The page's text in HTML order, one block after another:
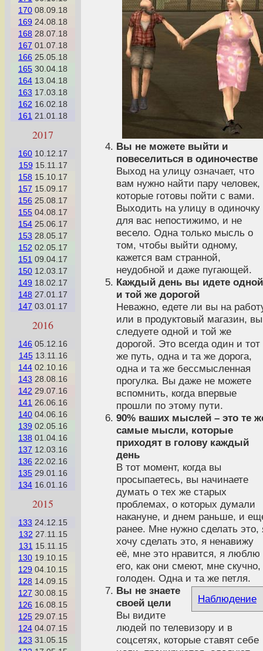
170 08.09.18
169 24.08.18
168 28.07.18
167 01.07.18
166 25.05.18
165 30.04.18
164 13.04.18
163 17.03.18
162 16.02.18
161 21.01.18
2017
160 10.12.17
159 15.11.17
158 15.10.17
157 15.09.17
156 25.08.17
155 04.08.17
154 25.06.17
153 28.05.17
152 02.05.17
151 09.04.17
150 12.03.17
149 18.02.17
148 27.01.17
147 03.01.17
2016
146 05.12.16
14513.11.16
144 02.10.16
143 28.08.16
142 29.07.16
141 26.06.16
140 04.06.16
139 02.05.16
138 01.04.16
137 12.03.16
136 22.02.16
135 29.01.16
134 16.01.16
2015
133 24.12.15
132 27.11.15
131 15.11.15
130 19.10.15
129 04.10.15
128 14.09.15
127 30.08.15
126 16.08.15
125 29.07.15
124 04.07.15
123 31.05.15
Вы не можете выйти и
повеселиться в одиночестве
Выход на улицу означает, что
вам нужно найти пару человек,
которые готовы пойти с вами.
Выходить на улицу в одиночку
для вас непостижимо, и не
весело. Одна только мысль о
том, чтобы выйти одному,
кажется вам странной,
неудобной и даже пугающей.
Каждый день вы идете одной
и той же дорогой
Неважно, едете ли вы на
или в продуктовый магазин, вы
следуете одной и той же
дорогой. Это всегда один и тот
же путь, одна и та же дорога,
одна и та же бессмысленная
прогулка. Вы даже не можете
вспомнить, когда впервые
прошли по этому пути.
90% ваших мыслей – это те
самые мысли, которые
приходят в голову каждый
день
В тот момент, когда вы
просыпаетесь, вы начинаете
думать о тех же старых
проблемах, о которых думали
накануне, и днем раньше, и
ранее. Мне нужно сделать это,
хочу сделать это, я ненавижу
её, мне это нравится, я люблю
его, как они смеют, мне скучно,
голоден. Одна и та же петля.
Наблюдение
Вы не знаете
своей цели
Вы видите
людей по телевизору и в
соцсетях, которые ставят себе